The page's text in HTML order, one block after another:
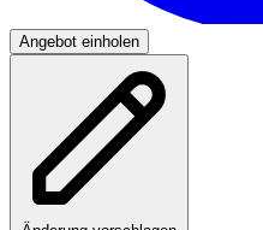
Angebot einholen